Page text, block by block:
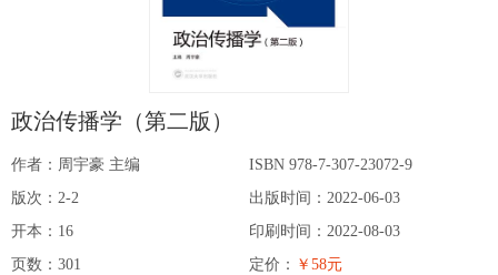
政治传播学（第二版）
作者：周宇豪 主编
版次：2-2
开本：16
页数：301
ISBN 978-7-307-23072-9
出版时间：2022-06-03
印刷时间：2022-08-03
定价： ￥58元